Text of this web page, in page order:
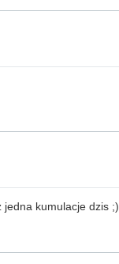
kumulacje dzis ;)